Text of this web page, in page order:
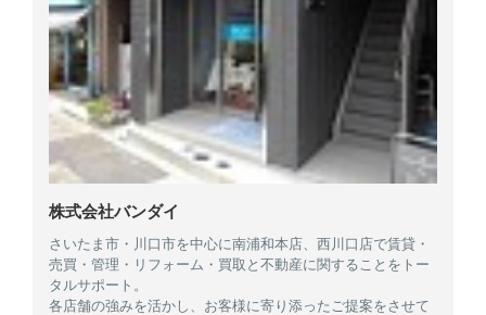
株式会社バンダイ
さいたま市・川口市を中心に南浦和本店、西川口店で賃貸・
売買・管理・リフォーム・買取と不動産に関することをトー
タルサポート。
各店舗の強みを活かし、お客様に寄り添ったご提案をさせて